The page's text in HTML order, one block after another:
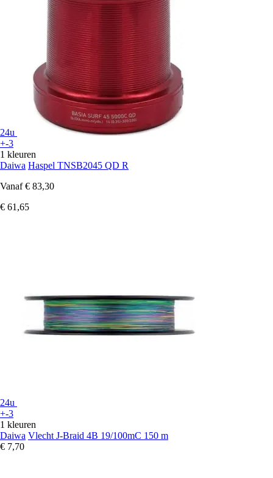
24u
+-3
1 kleuren
Daiwa Haspel TNSB2045 QD R
Vanaf € 83,30
€ 61,65
24u
+-3
1 kleuren
Daiwa Vlecht J-Braid 4B 19/100mC 150 m
€ 7,70